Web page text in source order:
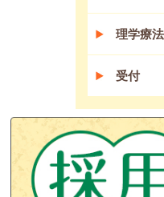
理学療
受付